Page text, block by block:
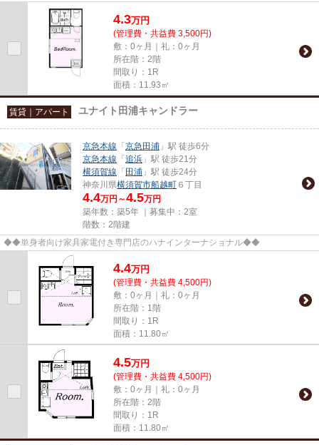
4.3万円
(管理費・共益費 3,500円)
敷：0ヶ月｜礼：0ヶ月
所在階：2階
間取り：1R
面積：11.93㎡
賃貸｜アパート ユナイト田浦キャンドラー
京急本線 「 京急田浦 」駅 徒歩6分
京急本線 「 追浜 」駅 徒歩21分
横須賀線 「 田浦 」駅 徒歩24分
神奈川県横須賀市船越町 ６丁目
4.4万円～4.5万円
築年数：築5年 ｜募集中： 2室
階数：2階建
◆◆単身者向け家具家電付き専門店のハナインターナショナル◆◆
4.4万円
(管理費・共益費 4,500円)
敷：0ヶ月｜礼：0ヶ月
所在階：1階
間取り：1R
面積：11.80㎡
4.5万円
(管理費・共益費 4,500円)
敷：0ヶ月｜礼：0ヶ月
所在階：2階
間取り：1R
面積：11.80㎡